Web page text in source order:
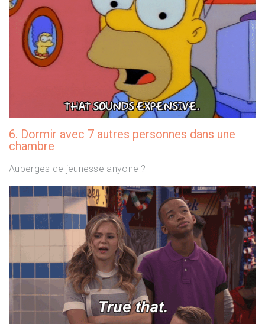
6. Dormir avec 7 autres personnes dans une
chambre
Auberges de jeunesse anyone ?